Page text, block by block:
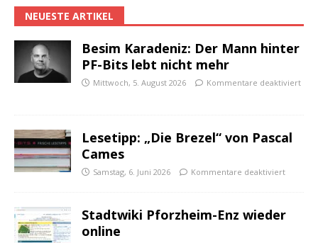
NEUESTE ARTIKEL
Besim Karadeniz: Der Mann hinter
PF-Bits lebt nicht mehr
Mittwoch, 5. August 2026 Kommentare deaktiviert
Lesetipp: „Die Brezel“ von Pascal
Cames
Samstag, 6. Juni 2026 Kommentare deaktiviert
Stadtwiki Pforzheim-Enz wieder
online